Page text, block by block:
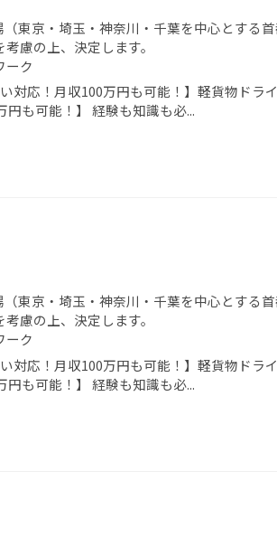
東京・埼玉・神奈川・千葉を中心とする
慮の上、決定します。
ーク
対応！月収100万円も可能！】軽貨物ドラ
円も可能！】 経験も知識も必...
東京・埼玉・神奈川・千葉を中心とする
慮の上、決定します。
ーク
対応！月収100万円も可能！】軽貨物ドラ
円も可能！】 経験も知識も必...